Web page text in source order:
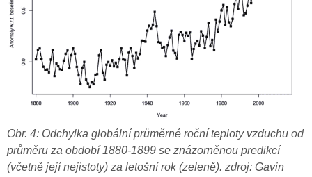
Obr. 4: Odchylka globální průměrné roční teploty vzduchu od
průměru za období 1880-1899 se znázorněnou predikcí
(včetně její nejistoty) za letošní rok (zeleně). zdroj: Gavin